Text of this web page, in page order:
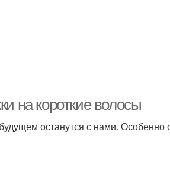
на короткие волосы
останутся с нами. Особенно